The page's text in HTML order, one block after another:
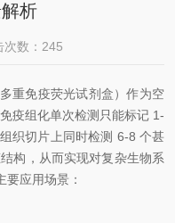
析
次数：245
重免疫荧光试剂盒）作为空
疫组化单次检测只能标记 1-
织切片上同时检测 6-8 个甚
构，从而实现对复杂生物系
要应用场景：